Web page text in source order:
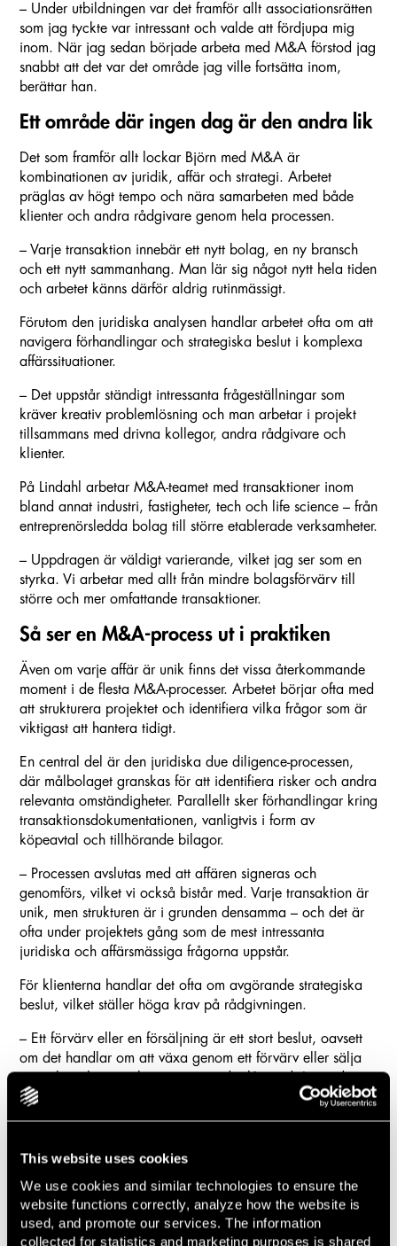
This website uses cookies
We use cookies and similar technologies to ensure the
website functions correctly, analyze how the website is
used, and promote our services. The information
collected for statistics and marketing purposes is shared
– Under utbildningen var det framför allt associationsrätten
som jag tyckte var intressant och valde att fördjupa mig
inom. När jag sedan började arbeta med M&A förstod jag
snabbt att det var det område jag ville fortsätta inom,
berättar han.
Ett område där ingen dag är den andra lik
Det som framför allt lockar Björn med M&A är
kombinationen av juridik, affär och strategi. Arbetet
präglas av högt tempo och nära samarbeten med både
klienter och andra rådgivare genom hela processen.
– Varje transaktion innebär ett nytt bolag, en ny bransch
och ett nytt sammanhang. Man lär sig något nytt hela tiden
och arbetet känns därför aldrig rutinmässigt.
Förutom den juridiska analysen handlar arbetet ofta om att
navigera förhandlingar och strategiska beslut i komplexa
affärssituationer.
– Det uppstår ständigt intressanta frågeställningar som
kräver kreativ problemlösning och man arbetar i projekt
tillsammans med drivna kollegor, andra rådgivare och
klienter.
På Lindahl arbetar M&A-teamet med transaktioner inom
bland annat industri, fastigheter, tech och life science – från
entreprenörsledda bolag till större etablerade verksamheter.
– Uppdragen är väldigt varierande, vilket jag ser som en
styrka. Vi arbetar med allt från mindre bolagsförvärv till
större och mer omfattande transaktioner.
Så ser en M&A-process ut i praktiken
Även om varje affär är unik finns det vissa återkommande
moment i de flesta M&A-processer. Arbetet börjar ofta med
att strukturera projektet och identifiera vilka frågor som är
viktigast att hantera tidigt.
En central del är den juridiska due diligence-processen,
där målbolaget granskas för att identifiera risker och andra
relevanta omständigheter. Parallellt sker förhandlingar kring
transaktionsdokumentationen, vanligtvis i form av
köpeavtal och tillhörande bilagor.
– Processen avslutas med att affären signeras och
genomförs, vilket vi också bistår med. Varje transaktion är
unik, men strukturen är i grunden densamma – och det är
ofta under projektets gång som de mest intressanta
juridiska och affärsmässiga frågorna uppstår.
För klienterna handlar det ofta om avgörande strategiska
beslut, vilket ställer höga krav på rådgivningen.
– Ett förvärv eller en försäljning är ett stort beslut, oavsett
om det handlar om att växa genom ett förvärv eller sälja
handlar det om att skydda klientens intressen och
Nära samarbete genom hela processen
En viktig del av Lindahls arbetssätt är att arbeta nära
klienterna och kunna stötta genom hela affären.
– Vi är en fullservicebyrå, vilket gör att vi kan stötta